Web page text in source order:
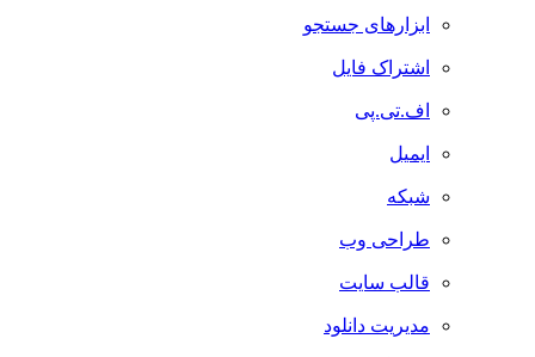
ابزارهای جستجو
اشتراک فایل
اف.تی.پی
ایمیل
شبکه
طراحی وب
قالب سایت
مدیریت دانلود